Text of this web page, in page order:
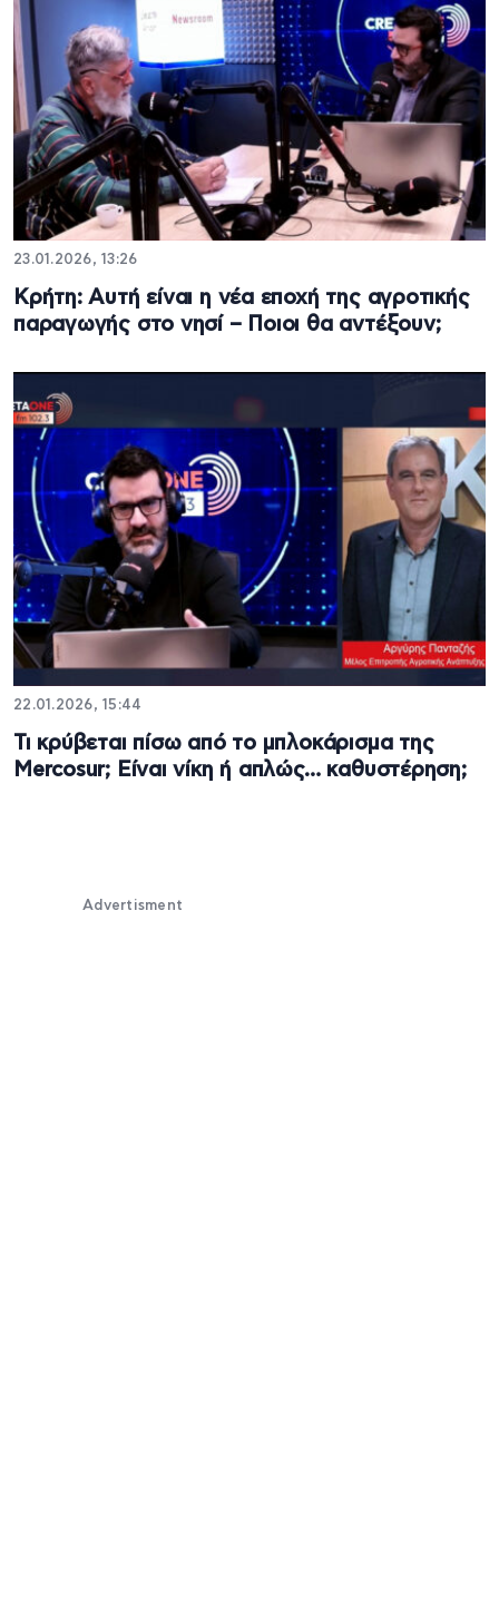
23.01.2026, 13:26
Κρήτη: Αυτή είναι η νέα εποχή της αγροτικής
παραγωγής στο νησί – Ποιοι θα αντέξουν;
22.01.2026, 15:44
Τι κρύβεται πίσω από το μπλοκάρισμα της
Mercosur; Είναι νίκη ή απλώς… καθυστέρηση;
Advertisment